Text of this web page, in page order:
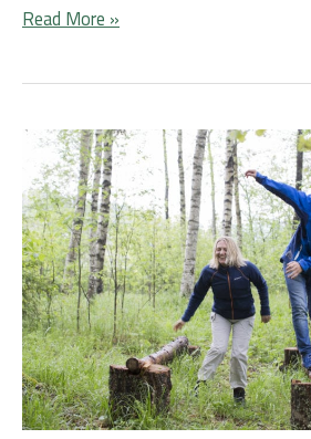
Read More »
Høsting
for
framtida